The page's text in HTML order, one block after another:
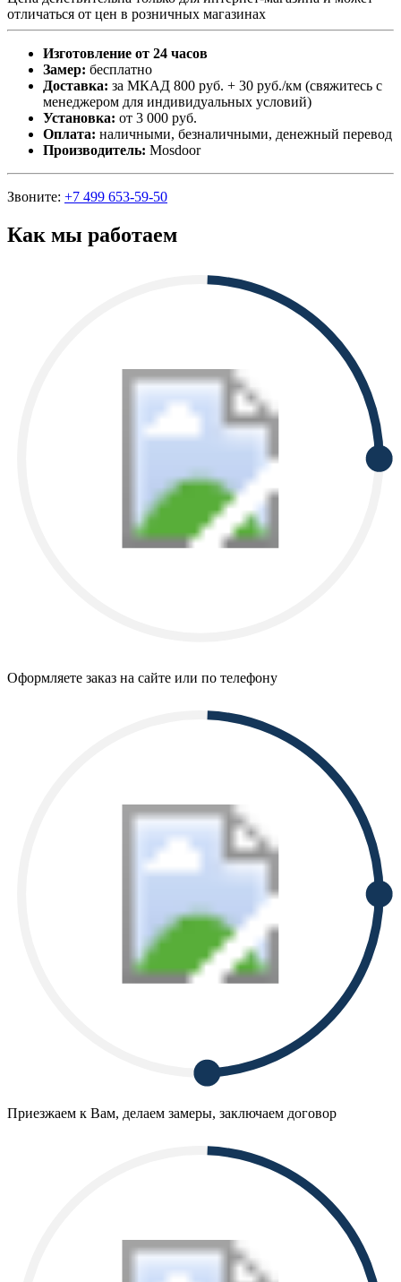
отличаться от цен в розничных магазинах
Изготовление от 24 часов
Замер: бесплатно
Доставка: за МКАД 800 руб. + 30 руб./км (свяжитесь с
менеджером для индивидуальных условий)
Установка: от 3 000 руб.
Оплата: наличными, безналичными, денежный перевод
Производитель: Mosdoor
Звоните: +7 499 653-59-50
Как мы работаем
Оформляете заказ на сайте или по телефону
Приезжаем к Вам, делаем замеры, заключаем договор